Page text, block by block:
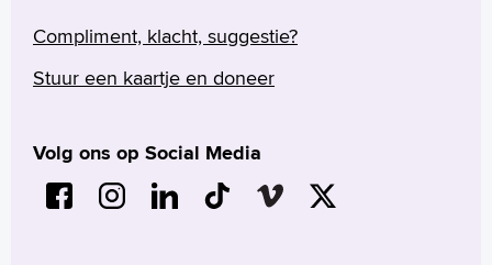
Compliment, klacht, suggestie?
Stuur een kaartje en doneer
Volg ons op Social Media